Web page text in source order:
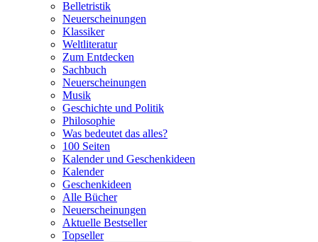
Belletristik
Neuerscheinungen
Klassiker
Weltliteratur
Zum Entdecken
Sachbuch
Neuerscheinungen
Musik
Geschichte und Politik
Philosophie
Was bedeutet das alles?
100 Seiten
Kalender und Geschenkideen
Kalender
Geschenkideen
Alle Bücher
Neuerscheinungen
Aktuelle Bestseller
Topseller